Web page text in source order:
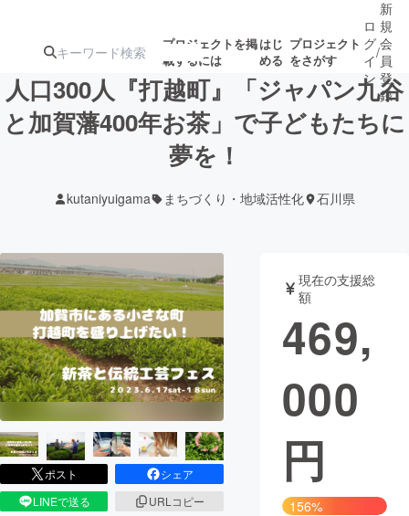
プロジェクトを掲
載するには
はじ
める
プロジェクト
をさがす
注目の新着プロ
募集終了が近いプ
テクノロジー・ガジェット
映像・映画 書籍・雑誌
ビジネス・起業 チャレンジ
まちづくり・地域活性化
CAMPFIRE for Social Good
CAMPFIRE Creation
ロ
グ
イ
ン
/
新
規
会
員
登
録
人口300人『打越町』「ジャパン九谷
と加賀藩400年お茶」で子どもたちに
夢を！
kutaniyuigama まちづくり・地域活性化 石川県
ポスト
シェア
LINEで送る
URLコピー
現在の支援総
額
469,
000
円
156%